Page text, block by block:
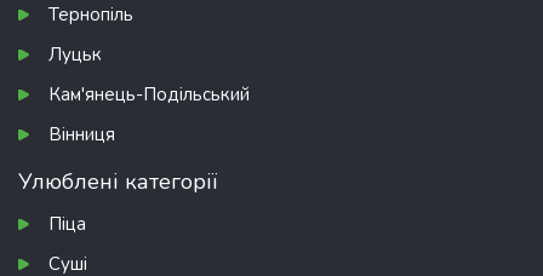
Тернопіль
Луцьк
Кам'янець-Подільський
Вінниця
Улюблені категорії
Піца
Суші